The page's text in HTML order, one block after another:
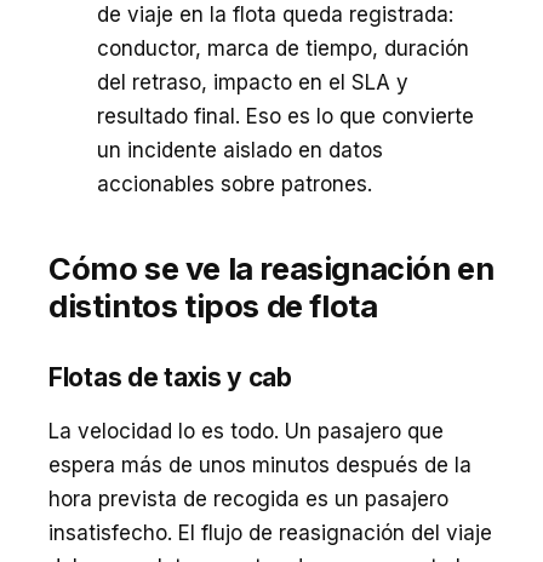
de viaje en la flota queda registrada:
conductor, marca de tiempo, duración
del retraso, impacto en el SLA y
resultado final. Eso es lo que convierte
un incidente aislado en datos
accionables sobre patrones.
Cómo se ve la reasignación en
distintos tipos de flota
Flotas de taxis y cab
La velocidad lo es todo. Un pasajero que
espera más de unos minutos después de la
hora prevista de recogida es un pasajero
insatisfecho. El flujo de reasignación del viaje